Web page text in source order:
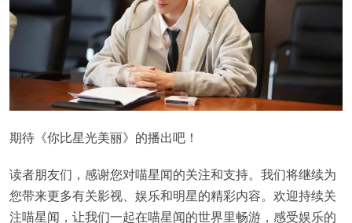
期待《你比星光美丽》的播出吧！
读者朋友们，感谢您对喵星闻的关注和支持。我们将继续为
您带来更多有关影视、娱乐和明星的精彩内容。欢迎持续关
注喵星闻，让我们一起在喵星闻的世界里畅游，感受娱乐的